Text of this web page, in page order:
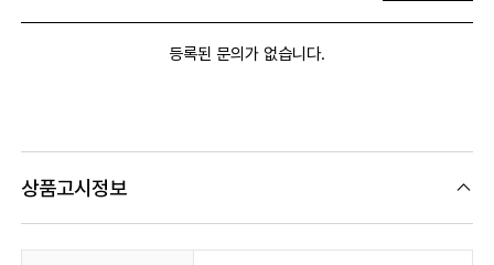
등록된 문의가 없습니다.
상품고시정보